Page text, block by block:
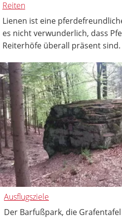
Reiten
Lienen ist eine
es nicht verwunderlich, dass
Reiterhöfe überall präsent sind.
Ausflugsziele
Der Barfußpark, die